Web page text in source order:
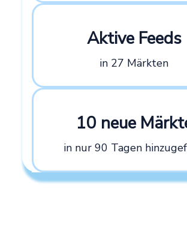
Aktive Feeds
in 27 Märkten
10 neue
in nur 90 Tagen